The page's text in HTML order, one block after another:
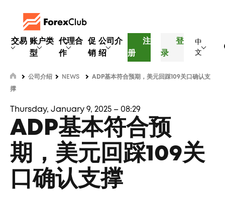
交易 账户类
型
代理合
作
促
销
公司介
绍
注
册
登
录
中
文
公司介绍 NEWS ADP基本符合预期，美元回踩109关口确认支
撑
Thursday, January 9, 2025 – 08:29
ADP基本符合预
期，美元回踩109关
口确认支撑